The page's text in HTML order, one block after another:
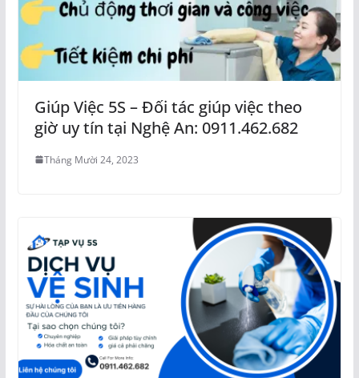
Giúp Việc 5S – Đối tác giúp việc theo
giờ uy tín tại Nghệ An: 0911.462.682
Tháng Mười 24, 2023